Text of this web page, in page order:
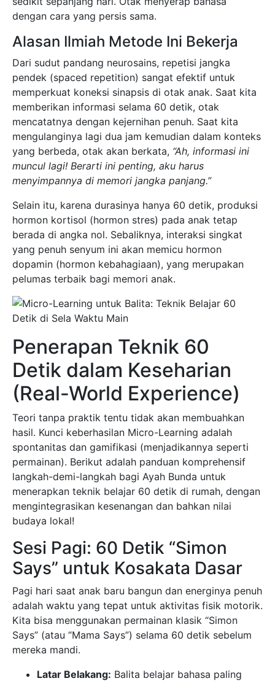
dengan cara yang persis sama.
Alasan Ilmiah Metode Ini Bekerja
Dari sudut pandang neurosains, repetisi jangka
pendek (spaced repetition) sangat efektif untuk
memperkuat koneksi sinapsis di otak anak. Saat kita
memberikan informasi selama 60 detik, otak
mencatatnya dengan kejernihan penuh. Saat kita
mengulanginya lagi dua jam kemudian dalam konteks
yang berbeda, otak akan berkata, “Ah, informasi ini
muncul lagi! Berarti ini penting, aku harus
menyimpannya di memori jangka panjang.”
Selain itu, karena durasinya hanya 60 detik, produksi
hormon kortisol (hormon stres) pada anak tetap
berada di angka nol. Sebaliknya, interaksi singkat
yang penuh senyum ini akan memicu hormon
dopamin (hormon kebahagiaan), yang merupakan
pelumas terbaik bagi memori anak.
Penerapan Teknik 60
Detik dalam Keseharian
(Real-World Experience)
Teori tanpa praktik tentu tidak akan membuahkan
hasil. Kunci keberhasilan Micro-Learning adalah
spontanitas dan gamifikasi (menjadikannya seperti
permainan). Berikut adalah panduan komprehensif
langkah-demi-langkah bagi Ayah Bunda untuk
menerapkan teknik belajar 60 detik di rumah, dengan
mengintegrasikan kesenangan dan bahkan nilai
budaya lokal!
Sesi Pagi: 60 Detik “Simon
Says” untuk Kosakata Dasar
Pagi hari saat anak baru bangun dan energinya penuh
adalah waktu yang tepat untuk aktivitas fisik motorik.
Kita bisa menggunakan permainan klasik “Simon
Says” (atau “Mama Says”) selama 60 detik sebelum
mereka mandi.
Latar Belakang: Balita belajar bahasa paling